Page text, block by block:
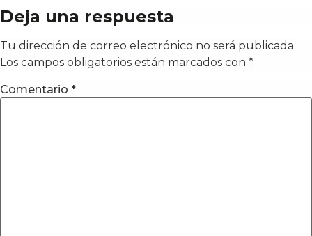
Deja una respuesta
Tu dirección de correo electrónico no será publicada.
Los campos obligatorios están marcados con *
Comentario *